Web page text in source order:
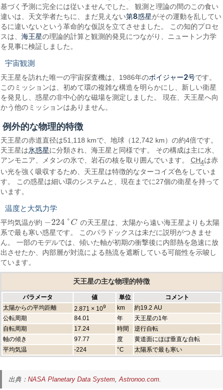
基づく予測に完全には従いませんでした。 観測と理論の間のこの食い
違いは、天文学者たちに、まだ見えない第8惑星がその運動を乱してい
るに違いないという革命的な仮説を立てさせました。 この知的プロセ
スは、海王星の理論的計算と観測的発見につながり、ニュートン力学
を見事に検証しました。
宇宙観測
天王星を訪れた唯一の宇宙探査機は、1986年のボイジャー2号です。
このミッションは、初めて環の複雑な構造を明らかにし、新しい衛星
を発見し、惑星の非中心的な磁場を測定しました。 現在、天王星へ向
かう他のミッションはありません。
例外的な物理的特徴
天王星の赤道直径は51,118 kmで、地球（12,742 km）の約4倍です。
天王星は氷惑星に分類され、海王星と同様です。 その構成は主に水、
アンモニア、メタンの氷で、岩石の核を取り囲んでいます。CH4は赤
い光を強く吸収するため、天王星は特徴的なターコイズ色をしていま
す。 この惑星は細い環のシステムと、現在までに27個の衛星を持って
います。
温度と大気力学
平均気温が約 −224 ° C
−224°C
の天王星は、太陽から遠い海王星よりも太陽
系で最も寒い惑星です。 このパラドックスは未だに説明がつきませ
ん。 一部のモデルでは、傾いた軸が初期の衝撃後に内部熱を急速に放
出させたか、内部層が対流による熱流を遮断している可能性を示唆し
ています。
天王星の主な物理的特徴
パラメータ 値 単位
コメント
太陽からの平均距離
2.871 × 109 km
約19.2 AU
公転周期
84.01 年
天王星の1年
自転周期
17.24 時間
逆行自転
軸の傾き
97.77 度
黄道面にほぼ垂直な自転
平均気温
-224 °C 太陽系で最も寒い
出典： NASA Planetary Data System, Astronoo.com.